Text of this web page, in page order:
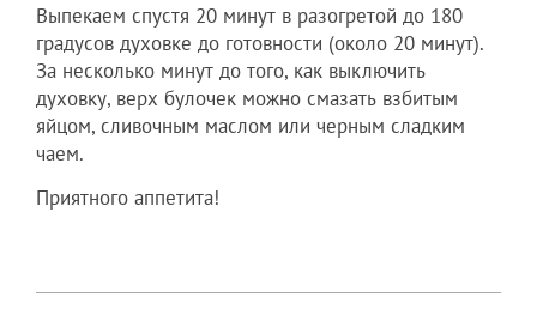
Выпекаем спустя 20 минут в разогретой до 180
градусов духовке до готовности (около 20 минут).
За несколько минут до того, как выключить
духовку, верх булочек можно смазать взбитым
яйцом, сливочным маслом или черным сладким
чаем.
Приятного аппетита!